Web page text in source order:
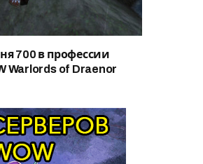
700 в профессии
Warlords of Draenor